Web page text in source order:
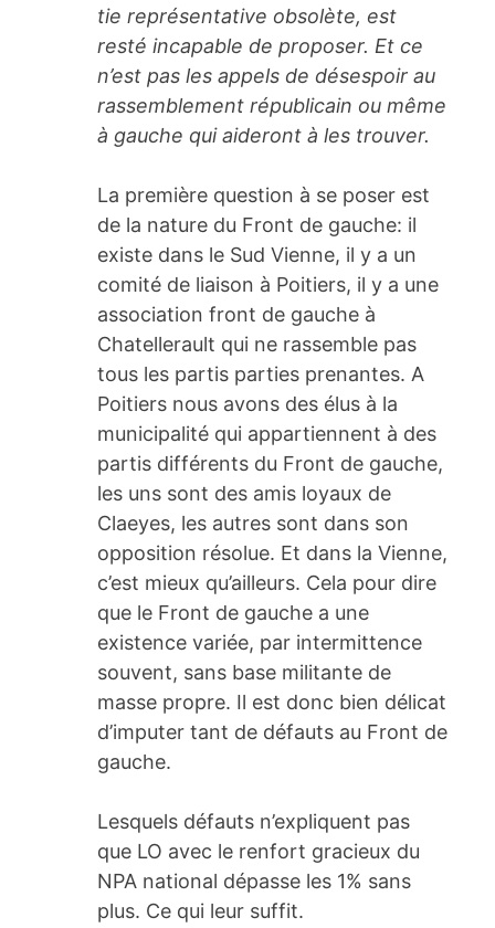
tie repré­sen­ta­tive obso­lète, est
resté inca­pable de propo­ser. Et ce
n’est pas les appels de déses­poir au
rassem­ble­ment répu­bli­cain ou même
à gauche qui aide­ront à les trou­ver.
La première question à se poser est
de la nature du Front de gauche: il
existe dans le Sud Vienne, il y a un
comité de liaison à Poitiers, il y a une
association front de gauche à
Chatellerault qui ne rassemble pas
tous les partis parties prenantes. A
Poitiers nous avons des élus à la
municipalité qui appartiennent à des
partis différents du Front de gauche,
les uns sont des amis loyaux de
Claeyes, les autres sont dans son
opposition résolue. Et dans la Vienne,
c’est mieux qu’ailleurs. Cela pour dire
que le Front de gauche a une
existence variée, par intermittence
souvent, sans base militante de
masse propre. Il est donc bien délicat
d’imputer tant de défauts au Front de
gauche.
Lesquels défauts n’expliquent pas
que LO avec le renfort gracieux du
NPA national dépasse les 1% sans
plus. Ce qui leur suffit.